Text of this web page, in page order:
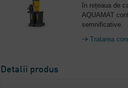
în rețeaua de
AQUAMAT
semnificative.
Tratarea
Detalii produs